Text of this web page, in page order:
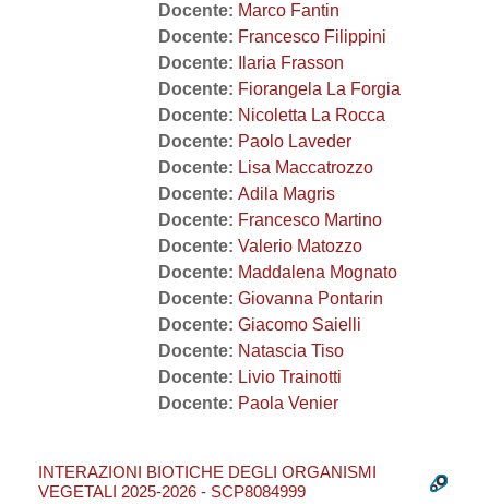
Docente: Marco Fantin
Docente: Francesco Filippini
Docente:
Ilaria Frasson
Docente: Fiorangela La Forgia
Docente: Nicoletta La Rocca
Docente: Paolo Laveder
Docente: Lisa Maccatrozzo
Docente: Adila Magris
Docente: Francesco Martino
Docente: Valerio Matozzo
Docente: Maddalena Mognato
Docente: Giovanna Pontarin
Docente: Giacomo Saielli
Docente: Natascia Tiso
Docente: Livio Trainotti
Docente: Paola Venier
INTERAZIONI BIOTICHE DEGLI ORGANISMI
VEGETALI 2025-2026 - SCP8084999